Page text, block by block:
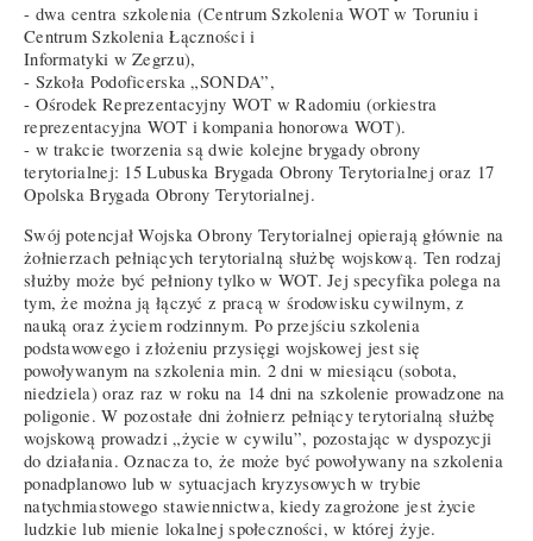
- dwa centra szkolenia (Centrum Szkolenia WOT w Toruniu i
Centrum Szkolenia Łączności i
Informatyki w Zegrzu),
- Szkoła Podoficerska „SONDA”,
- Ośrodek Reprezentacyjny WOT w Radomiu (orkiestra
reprezentacyjna WOT i kompania honorowa WOT).
- w trakcie tworzenia są dwie kolejne brygady obrony
terytorialnej: 15 Lubuska Brygada Obrony Terytorialnej oraz 17
Opolska Brygada Obrony Terytorialnej.
Swój potencjał Wojska Obrony Terytorialnej opierają głównie na
żołnierzach pełniących terytorialną służbę wojskową. Ten rodzaj
służby może być pełniony tylko w WOT. Jej specyfika polega na
tym, że można ją łączyć z pracą w środowisku cywilnym, z
nauką oraz życiem rodzinnym. Po przejściu szkolenia
podstawowego i złożeniu przysięgi wojskowej jest się
powoływanym na szkolenia min. 2 dni w miesiącu (sobota,
niedziela) oraz raz w roku na 14 dni na szkolenie prowadzone na
poligonie. W pozostałe dni żołnierz pełniący terytorialną służbę
wojskową prowadzi „życie w cywilu”, pozostając w dyspozycji
do działania. Oznacza to, że może być powoływany na szkolenia
ponadplanowo lub w sytuacjach kryzysowych w trybie
natychmiastowego stawiennictwa, kiedy zagrożone jest życie
ludzkie lub mienie lokalnej społeczności, w której żyje.